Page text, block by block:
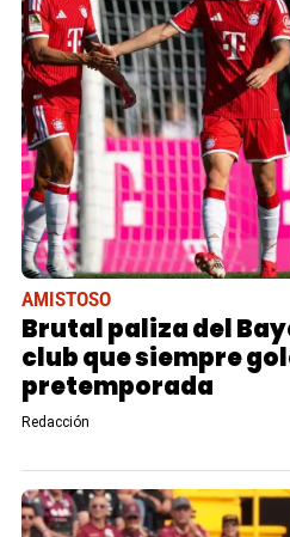
AMISTOSO
Brutal paliza del
club que siempre
pretemporada
Redacción